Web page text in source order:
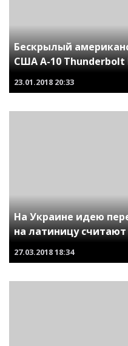
Бескрылый
США A-10
23.01.2018 20:33
На Украине идею
на латиницу
27.03.201818:34